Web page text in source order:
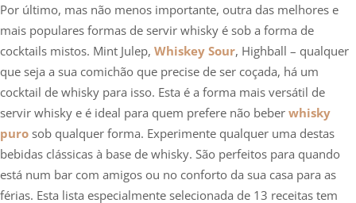
Por último, mas não menos importante, outra das melhores e
mais populares formas de servir whisky é sob a forma de
cocktails mistos. Mint Julep, Whiskey Sour, Highball – qualquer
que seja a sua comichão que precise de ser coçada, há um
cocktail de whisky para isso. Esta é a forma mais versátil de
servir whisky e é ideal para quem prefere não beber whisky
puro sob qualquer forma. Experimente qualquer uma destas
bebidas clássicas à base de whisky. São perfeitos para quando
está num bar com amigos ou no conforto da sua casa para as
férias. Esta lista especialmente selecionada de 13 receitas tem